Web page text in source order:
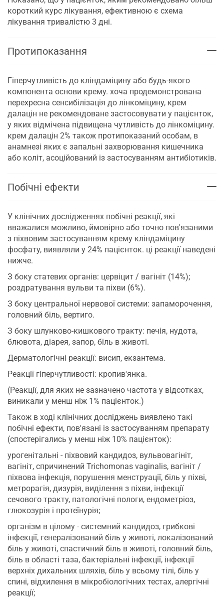
короткий курс лікування, ефективною є схема
лікування тривалістю 3 дні.
Протипоказання
Гіперчутливість до кліндаміцину або будь-якого
компонента основи крему. хоча продемонстрована
перехресна сенсибілізація до лінкоміцину, крем
далацін не рекомендоване застосовувати у пацієнток,
у яких відмічена підвищена чутливість до лінкоміцину.
крем далацін 2% також протипоказаний особам, в
анамнезі яких є запальні захворювання кишечника
або коліт, асоційований із застосуванням антибіотиків.
Побічні ефекти
У клінічних дослідженнях побічні реакції, які
вважалися можливо, ймовірно або точно пов'язаними
з піхвовим застосуванням крему кліндаміцину
фосфату, виявляли у 24% пацієнток. ці реакції наведені
нижче.
З боку статевих органів: цервіцит / вагініт (14%);
роздратування вульви та піхви (6%).
З боку центральної нервової системи: запаморочення,
головний біль, вертиго.
З боку шлунково-кишкового тракту: печія, нудота,
блювота, діарея, запор, біль в животі.
Дерматологічні реакції: висип, екзантема.
Реакції гіперчутливості: кропив'янка.
(Реакції, для яких не зазначено частота у відсотках,
виникали у менш ніж 1% пацієнток.)
Також в ході клінічних досліджень виявлено такі
побічні ефекти, пов'язані із застосуванням препарату
(спостерігались у менш ніж 10% пацієнток):
урогенітальні - піхвовий кандидоз, вульвовагініт,
вагініт, спричинений Trichomonas vaginalis, вагініт /
піхвова інфекція, порушення менструації, біль у піхві,
метрорагія, дизурія, виділення з піхви, інфекції
сечового тракту, патологічні пологи, ендометріоз,
глюкозурія і протеїнурія;
організм в цілому - системний кандидоз, грибкові
інфекції, генералізований біль у животі, локалізований
біль у животі, спастичний біль в животі, головний біль,
біль в області таза, бактеріальні інфекції, інфекції
верхніх дихальних шляхів, біль у всьому тілі, біль у
спині, відхилення в мікробіологічних тестах, алергічні
реакції;